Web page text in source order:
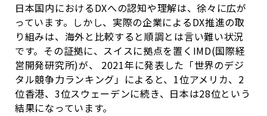
日本国内におけるDXへの認知や理解は、徐々に広が
っています。しかし、実際の企業によるDX推進の取
り組みは、海外と比較すると順調とは言い難い状況
です。その証拠に、スイスに拠点を置く IMD(国際経
営開発研究所)が、 2021年に発表した「世界のデジ
タル競争力ランキング」によると、 1位アメリカ、 2
位香港、 3位スウェーデンに続き、日本は28位という
結果になっています。